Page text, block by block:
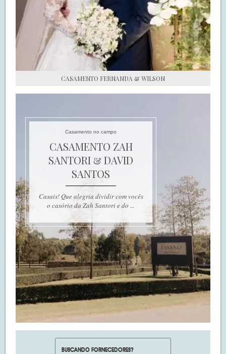
CASAMENTO FERNANDA & WILSON
Casamento no campo
CASAMENTO ZAH
SANTORI & DAVID
SANTOS
Casais! Que alegria dividir com vocês
o casório da Zah Santori e do ...